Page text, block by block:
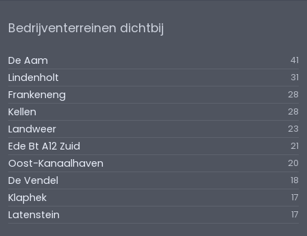
Bedrijventerreinen dichtbij
De Aam 41
Lindenholt 31
Frankeneng 28
Kellen 28
Landweer 23
Ede Bt A12 Zuid 21
Oost-Kanaalhaven 20
De Vendel 18
Klaphek 17
Latenstein 17